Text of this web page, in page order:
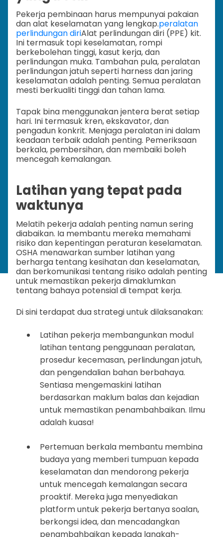
Pekerja pembinaan harus mempunyai pakaian
dan alat keselamatan yang lengkap.peralatan
perlindungan diriAlat perlindungan diri (PPE) kit.
Ini termasuk topi keselamatan, rompi
berkebolehan tinggi, kasut kerja, dan
perlindungan muka. Tambahan pula, peralatan
perlindungan jatuh seperti harness dan jaring
keselamatan adalah penting. Semua peralatan
mesti berkualiti tinggi dan tahan lama.
Tapak bina menggunakan jentera berat setiap
hari. Ini termasuk kren, ekskavator, dan
pengadun konkrit. Menjaga peralatan ini dalam
keadaan terbaik adalah penting. Pemeriksaan
berkala, pembersihan, dan membaiki boleh
mencegah kemalangan.
Latihan yang tepat pada
waktunya
Melatih pekerja adalah penting namun sering
diabaikan. Ia membantu mereka memahami
risiko dan kepentingan peraturan keselamatan.
OSHA menawarkan sumber latihan yang
berharga tentang kesihatan dan keselamatan,
dan berkomunikasi tentang risiko adalah penting
untuk memastikan pekerja dimaklumkan
tentang bahaya potensial di tempat kerja.
Di sini terdapat dua strategi untuk dilaksanakan:
Latihan pekerja membangunkan modul
latihan tentang penggunaan peralatan,
prosedur kecemasan, perlindungan jatuh,
dan pengendalian bahan berbahaya.
Sentiasa mengemaskini latihan
berdasarkan maklum balas dan kejadian
untuk memastikan penambahbaikan. Ilmu
adalah kuasa!
Pertemuan berkala membantu membina
budaya yang memberi tumpuan kepada
keselamatan dan mendorong pekerja
untuk mencegah kemalangan secara
proaktif. Mereka juga menyediakan
platform untuk pekerja bertanya soalan,
berkongsi idea, dan mencadangkan
penambahbaikan kepada langkah-